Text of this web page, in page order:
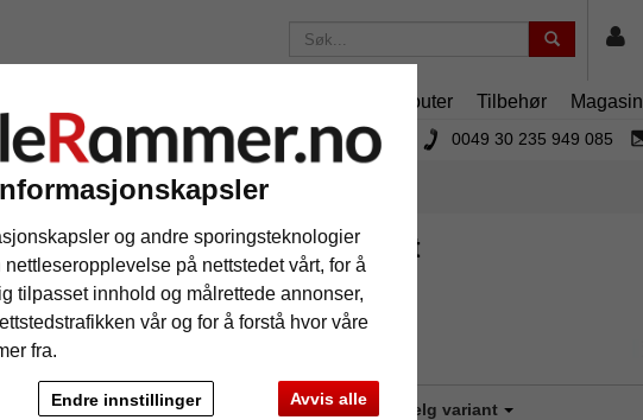
og andre sporingsteknologier
på nettstedet vårt, for å
tilpasset innhold og målrettede annonser,
vår og for å forstå hvor våre
fra.
Avvis alle
Endre innstillinger
Passepartouter Tilbehør Magasin
er 175 kruansett hvor mye du bestiller! 0049 30 235 949 085
hjerteform med ståfot
hvit, hjerteform med ståfot
Format: Velg variant